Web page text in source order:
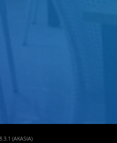
(AKASIA)